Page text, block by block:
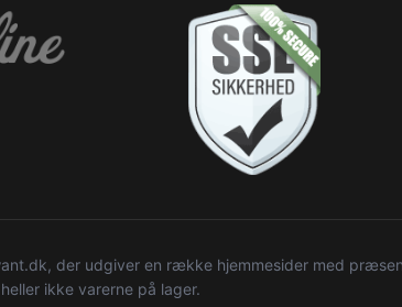
der udgiver en række hjemmesider med
ikke varerne på lager.